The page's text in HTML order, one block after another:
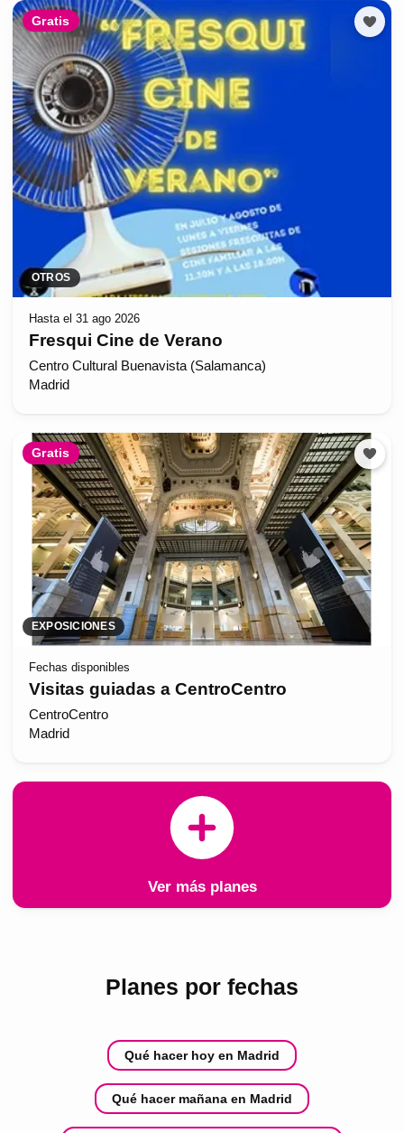
Gratis
OTROS
Hasta el 31 ago 2026
Fresqui Cine de Verano
Centro Cultural Buenavista (Salamanca)
Madrid
Gratis
EXPOSICIONES
Fechas disponibles
Visitas guiadas a CentroCentro
CentroCentro
Madrid
Ver más planes
Planes por fechas
Qué hacer hoy en Madrid
Qué hacer mañana en Madrid